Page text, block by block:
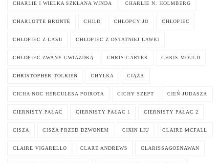
CHARLIE I WIELKA SZKLANA WINDA CHARLIE N. HOLMBERG
CHARLOTTE BRONTË CHILD CHŁOPCY JO CHŁOPIEC
CHŁOPIEC Z LASU CHŁOPIEC Z OSTATNIEJ ŁAWKI
CHŁOPIEC ZWANY GWIAZDKĄ CHRIS CARTER CHRIS MOULD
CHRISTOPHER TOLKIEN CHYŁKA CIĄŻA
CICHA NOC HERCULESA POIROTA CICHY SZEPT CIEŃ JUDASZA
CIERNISTY PAŁAC CIERNISTY PAŁAC 1 CIERNISTY PAŁAC 2
CISZA CISZA PRZED DZWONEM CIXIN LIU CLAIRE MCFALL
CLAIRE VIGARELLO CLARE ANDREWS CLARISSAGOENAWAN